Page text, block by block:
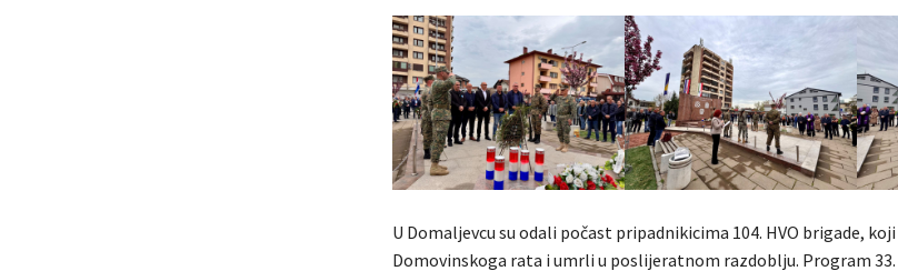
U Domaljevcu su odali počast pripadnikicima 104. HVO brigade,
Domovinskoga rata i umrli u poslijeratnom razdoblju. Program